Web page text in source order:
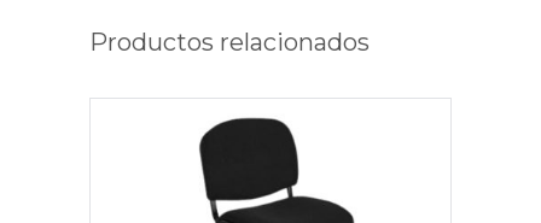
Productos relacionados